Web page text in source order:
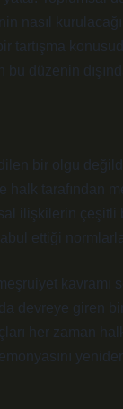
nasıl
tartışma
düzenin
bir olgu
halk tarafından
ilişkilerin çeşitli
ettiği
devreye giren
her zaman